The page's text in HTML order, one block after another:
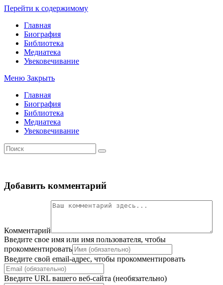
Перейти к содержимому
Главная
Биография
Библиотека
Медиатека
Увековечивание
Меню Закрыть
Главная
Биография
Библиотека
Медиатека
Увековечивание
Добавить комментарий
Комментарий
Введите свое имя или имя пользователя, чтобы
прокомментировать
Введите свой email-адрес, чтобы прокомментировать
Введите URL вашего веб-сайта (необязательно)